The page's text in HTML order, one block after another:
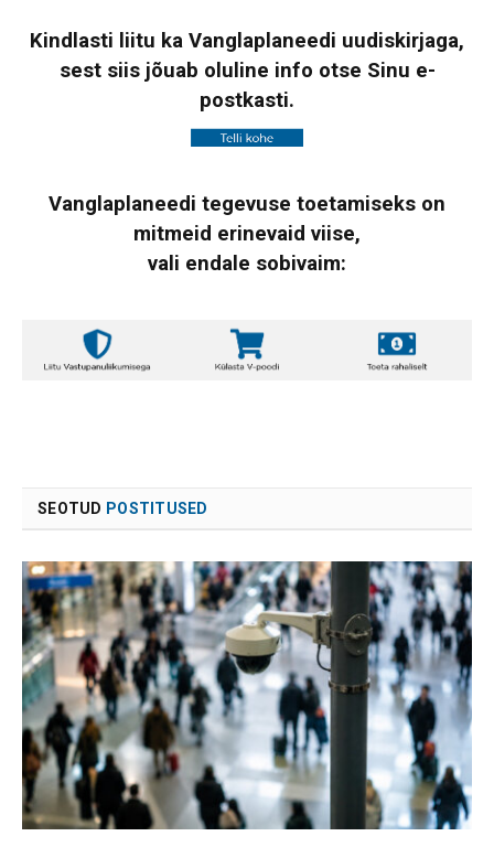
Kindlasti liitu ka Vanglaplaneedi uudiskirjaga,
sest siis jõuab oluline info otse Sinu e-
postkasti.
Vanglaplaneedi tegevuse toetamiseks on
mitmeid erinevaid viise,
vali endale sobivaim:
SEOTUD POSTITUSED